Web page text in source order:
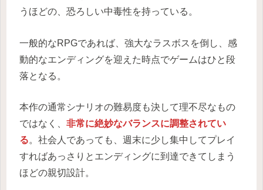
うほどの、恐ろしい中毒性を持っている。
一般的なRPGであれば、強大なラスボスを倒し、感
動的なエンディングを迎えた時点でゲームはひと段
落となる。
本作の通常シナリオの難易度も決して理不尽なもの
ではなく、 非常に絶妙なバランスに調整されてい
る。社会人であっても、週末に少し集中してプレイ
すればあっさりとエンディングに到達できてしまう
ほどの親切設計。